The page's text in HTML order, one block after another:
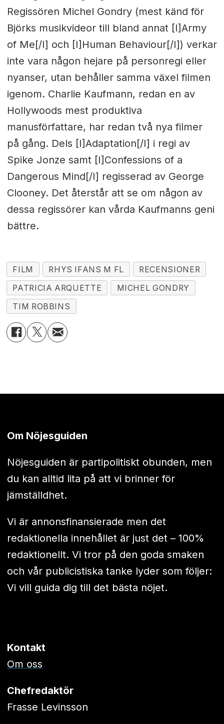
Regissören Michel Gondry (mest känd för
Björks musikvideor till bland annat [I]Army
of Me[/I] och [I]Human Behaviour[/I]) verkar
inte vara någon hejare på personregi eller
nyanser, utan behåller samma växel filmen
igenom. Charlie Kaufmann, redan en av
Hollywoods mest produktiva
manusförfattare, har redan två nya filmer
på gång. Dels [I]Adaptation[/I] i regi av
Spike Jonze samt [I]Confessions of a
Dangerous Mind[/I] regisserad av George
Clooney. Det återstår att se om någon av
dessa regissörer kan vårda Kaufmanns geni
bättre.
FILM RHYS IFANS M FL
RECENSIONER
PATRICIA ARQUETTE
MICHEL GONDRY
TIM ROBBINS
Om Nöjesguiden
Nöjesguiden är partipolitiskt obunden, men
du kan alltid lita på att vi brinner för
jämställdhet.
Vi är annonsfinansierade men det
redaktionella innehållet är just det – 100%
redaktionellt. Vi tror på den goda smaken
och vår publicistiska tanke lyder som följer:
Vi vill guida dig till det bästa nöjet.
Kontakt
Om oss
Chefredaktör
Frasse Levinsson